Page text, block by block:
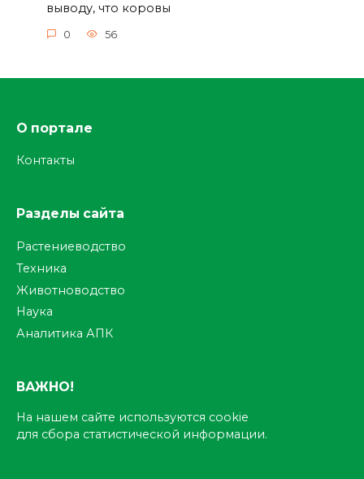
выводу, что коровы
0 56
О портале
Контакты
Разделы сайта
Растениеводство
Техника
Животноводство
Наука
Аналитика АПК
ВАЖНО!
На нашем сайте используются cookie
для сбора статистической информации.